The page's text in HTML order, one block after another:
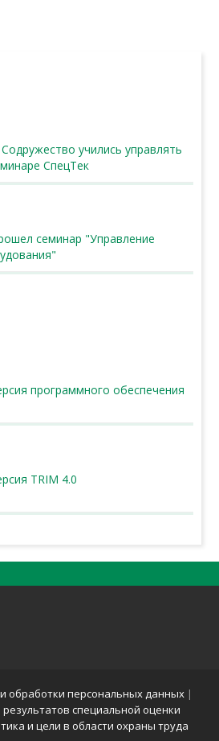
учились управлять
СпецТек
семинар "Управление
программного обеспечения
TRIM 4.0
обработки персональных данных |
специальной оценки
и цели в области охраны труда